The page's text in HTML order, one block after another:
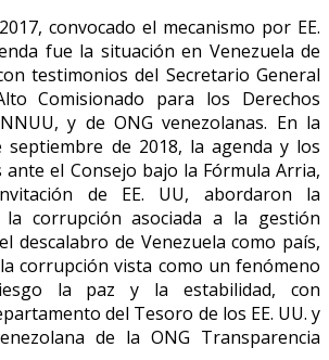
convocado el mecanismo por EE.
fue la situación en Venezuela de
testimonios del Secretario General
Comisionado para los Derechos
y de ONG venezolanas. En la
de 2018, la agenda y los
el Consejo bajo la Fórmula Arria,
de EE. UU, abordaron la
la corrupción asociada a la gestión
descalabro de Venezuela como país,
corrupción vista como un fenómeno
la paz y la estabilidad, con
del Tesoro de los EE. UU. y
de la ONG Transparencia